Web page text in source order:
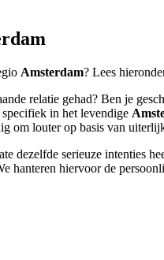
Amsterdam? Lees
relatie gehad? Ben je
in het levendige
om louter op basis van
dezelfde serieuze intenties
hanteren hiervoor de